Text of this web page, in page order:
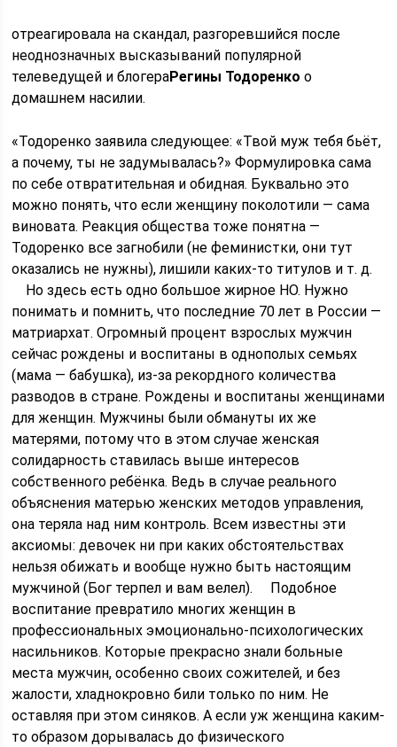
отреагировала на скандал, разгоревшийся после
неоднозначных высказываний популярной
телеведущей и блогераРегины Тодоренко о
домашнем насилии.
«Тодоренко заявила следующее: «Твой муж тебя бьёт,
а почему, ты не задумывалась?» Формулировка сама
по себе отвратительная и обидная. Буквально это
можно понять, что если женщину поколотили — сама
виновата. Реакция общества тоже понятна —
Тодоренко все загнобили (не феминистки, они тут
оказались не нужны), лишили каких-то титулов и т. д.
⠀ Но здесь есть одно большое жирное НО. Нужно
понимать и помнить, что последние 70 лет в России —
матриархат. Огромный процент взрослых мужчин
сейчас рождены и воспитаны в однополых семьях
(мама — бабушка), из-за рекордного количества
разводов в стране. Рождены и воспитаны женщинами
для женщин. Мужчины были обмануты их же
матерями, потому что в этом случае женская
солидарность ставилась выше интересов
собственного ребёнка. Ведь в случае реального
объяснения матерью женских методов управления,
она теряла над ним контроль. Всем известны эти
аксиомы: девочек ни при каких обстоятельствах
нельзя обижать и вообще нужно быть настоящим
мужчиной (Бог терпел и вам велел). ⠀ Подобное
воспитание превратило многих женщин в
профессиональных эмоционально-психологических
насильников. Которые прекрасно знали больные
места мужчин, особенно своих сожителей, и без
жалости, хладнокровно били только по ним. Не
оставляя при этом синяков. А если уж женщина каким-
то образом дорывалась до физического